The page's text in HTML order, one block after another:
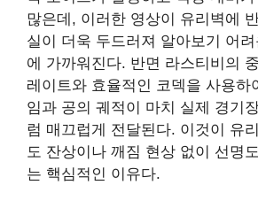
많은데, 이러한 영상이 유리벽에
실이 더욱 두드러져 알아보기 어
에 가까워진다. 반면 라스티비의
레이트와 효율적인 코덱을 사용하
임과 공의 궤적이 마치 실제 경기
럼 매끄럽게 전달된다. 이것이 유
도 잔상이나 깨짐 현상 없이 선명
는 핵심적인 이유다.